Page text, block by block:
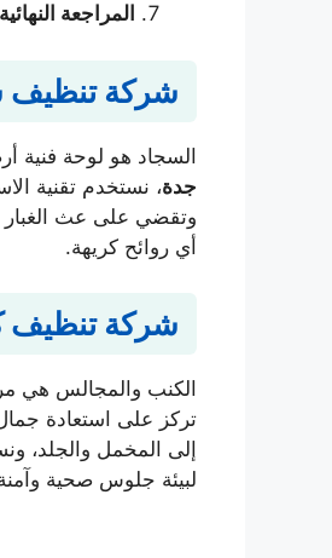
المراجعة
شركة تنظيف
السجاد هو لوحة فنية
جدة، نستخدم تقنية
وتقضي على عث الغبار
أي روائح كريهة.
شركة تنظيف
الكنب والمجالس هي
تركز على استعادة
إلى المخمل والجلد،
لبيئة جلوس صحية